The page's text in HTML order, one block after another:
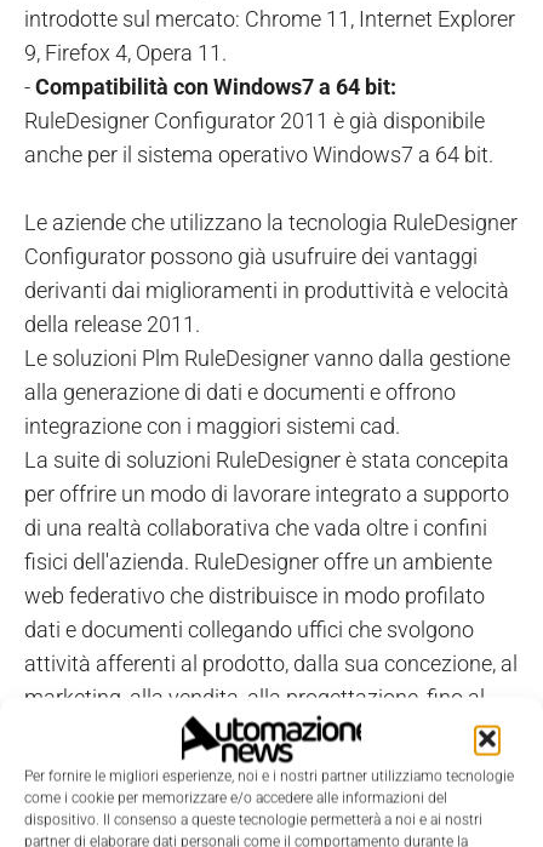
Per fornire le migliori esperienze, noi e i nostri partner utilizziamo tecnologie
come i cookie per memorizzare e/o accedere alle informazioni del
dispositivo. Il consenso a queste tecnologie permetterà a noi e ai nostri
partner di elaborare dati personali come il comportamento durante la
introdotte sul mercato: Chrome 11, Internet Explorer
9, Firefox 4, Opera 11.
-Compatibilità con Windows7 a 64 bit:
RuleDesigner Configurator 2011 è già disponibile
anche per il sistema operativo Windows7 a 64 bit.
Le aziende che utilizzano la tecnologia RuleDesigner
Configurator possono già usufruire dei vantaggi
derivanti dai miglioramenti in produttività e velocità
della release 2011.
Le soluzioni Plm RuleDesigner vanno dalla gestione
alla generazione di dati e documenti e offrono
integrazione con i maggiori sistemi cad.
La suite di soluzioni RuleDesigner è stata concepita
per offrire un modo di lavorare integrato a supporto
di una realtà collaborativa che vada oltre i confini
fisici dell'azienda. RuleDesigner offre un ambiente
web federativo che distribuisce in modo profilato
dati e documenti collegando uffici che svolgono
attività afferenti al prodotto, dalla sua concezione, al
marketing, alla vendita, alla progettazione, fino al
postvendita. Avvalendosi di RuleDesigner l'azienda è
in grado di sfruttare al meglio il proprio patrimonio
di conoscenza aumentando efficienza e
competitività. RuleDesigner è una tecnologia